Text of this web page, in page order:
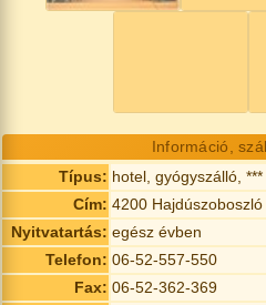
Információ,
Típus: hotel, gyógyszálló, ***
Cím: 4200
Nyitvatartás: egész évben
Telefon: 06-52-557-550
Fax: 06-52-362-369